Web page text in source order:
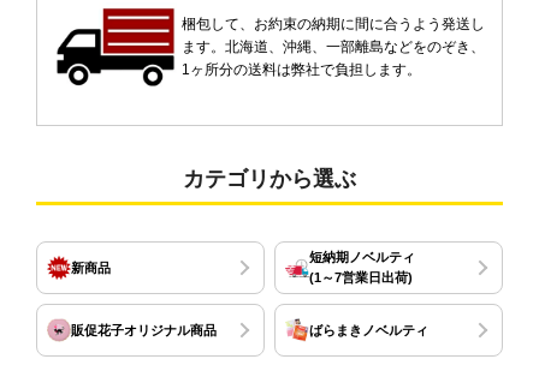
梱包して、お約束の納期に間に合うよう発送し
ます。北海道、沖縄、一部離島などをのぞき、
1ヶ所分の送料は弊社で負担します。
カテゴリから選ぶ
新商品
短納期ノベルティ
(1～7営業日出荷)
販促花子オリジナル商品 ばらまきノベルティ